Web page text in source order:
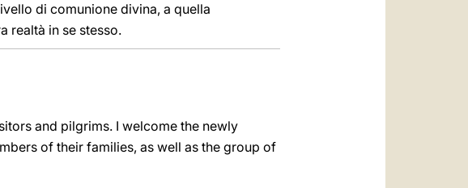
di comunione divina, a quella
realtà in se stesso.
and pilgrims. I welcome the newly
of their families, as well as the group of